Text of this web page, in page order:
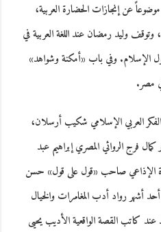
عن إنجازات الحضارة العربية،
وتوقف وليد رمضان عند اللغة العربية في
الإسلام. وفي باب «أمكنة وشواهد»
مصر.
العربي الإسلامي شكيب أرسلان،
فرج الروائي المصري إبراهيم عبد
الإذاعي صاحب «قول على قول» حسن
أشهر رواد أدب المغامرات والخيال
كاتب القصة الواقعية الأديب يحيى